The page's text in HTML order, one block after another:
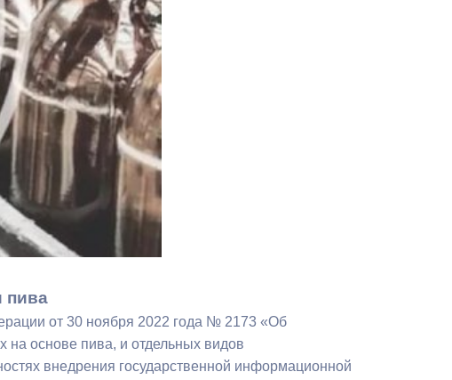
Гражданская оборона в
чрезвычайных ситуациях
Незаконное строительство
и
Информация финансового
органа
Бесплатная юридическая помощь
пива
от 30 ноября 2022 года № 2173 «Об
на основе пива, и отдельных видов
внедрения государственной информационной